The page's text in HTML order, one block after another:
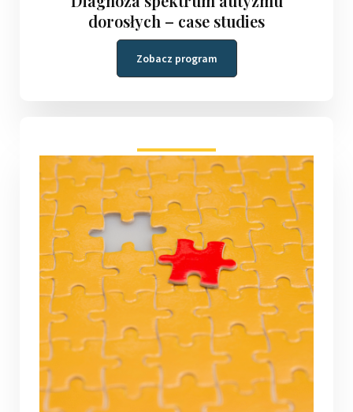
dorosłych – case studies
Zobacz program